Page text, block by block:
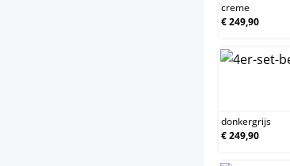
creme
€ 249,90
donkergrijs
€ 249,90